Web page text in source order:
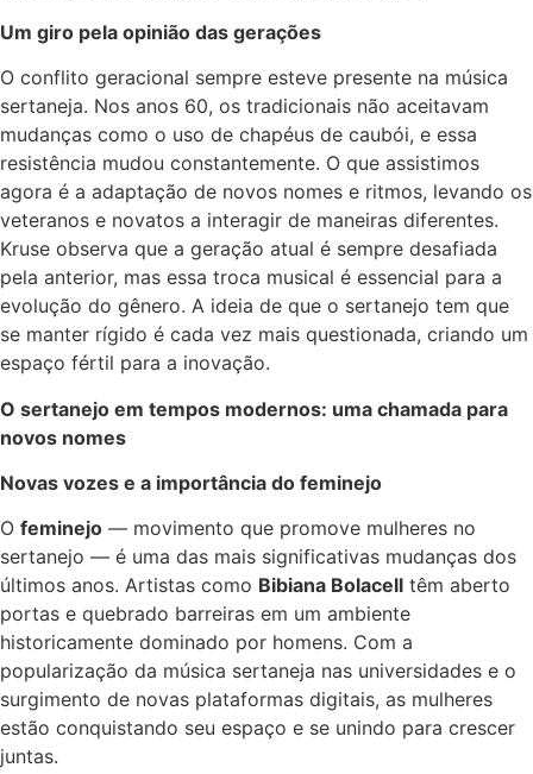
Um giro pela opinião das gerações
O conflito geracional sempre esteve presente na música
sertaneja. Nos anos 60, os tradicionais não aceitavam
mudanças como o uso de chapéus de caubói, e essa
resistência mudou constantemente. O que assistimos
agora é a adaptação de novos nomes e ritmos, levando os
veteranos e novatos a interagir de maneiras diferentes.
Kruse observa que a geração atual é sempre desafiada
pela anterior, mas essa troca musical é essencial para a
evolução do gênero. A ideia de que o sertanejo tem que
se manter rígido é cada vez mais questionada, criando um
espaço fértil para a inovação.
O sertanejo em tempos modernos: uma chamada para
novos nomes
Novas vozes e a importância do feminejo
O feminejo — movimento que promove mulheres no
sertanejo — é uma das mais significativas mudanças dos
últimos anos. Artistas como Bibiana Bolacell têm aberto
portas e quebrado barreiras em um ambiente
historicamente dominado por homens. Com a
popularização da música sertaneja nas universidades e o
surgimento de novas plataformas digitais, as mulheres
estão conquistando seu espaço e se unindo para crescer
juntas.